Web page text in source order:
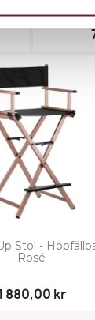
Stol -
Rosé
880,00 kr